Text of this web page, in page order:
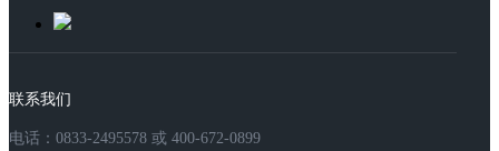
联系我们
电话：0833-2495578 或 400-672-0899